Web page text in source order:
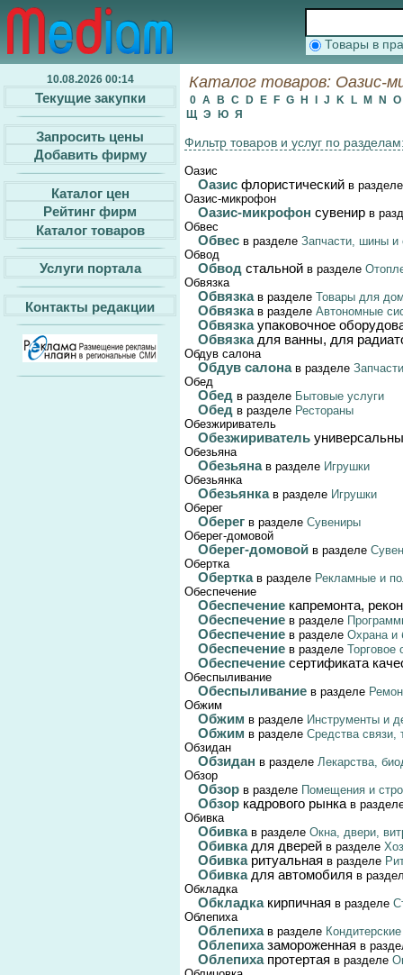
Товары в
10.08.2026 00:14
Текущие закупки
Запросить цены
Добавить фирму
Каталог цен
Рейтинг фирм
Каталог товаров
Услуги портала
Контакты редакции
Каталог товаров: Оазис-
0 A B C D E F G H J K L M N
O
Щ Э Ю Я
Фильтр товаров и услуг по
Оазис
Оазис флористический в
Оазис-микрофон
Оазис-микрофон сувенир в
Обвес
Обвес в разделе Запчасти, шины и
Обвод
Обвод стальной в разделе
Обвязка
Обвязка в разделе Товары для
Обвязка в разделе Автономные
Обвязкаупаковочное
Обвязка для ванны, для
Обдув салона
Обдув салона в разделе
Обед
Обед в разделе Бытовые услуги
Обед в разделе Рестораны
Обезжириватель
Обезжириватель
Обезьяна
Обезьяна в разделе Игрушки
Обезьянка
Обезьянка в разделе Игрушки
Оберег
Оберег в разделе Сувениры
Оберег-домовой
Оберег-домовой в разделе
Обертка
Обертка в разделе Рекламные и
Обеспечение
Обеспечение капремонта,
Обеспечение в разделе
Обеспечение в разделе Охрана и
Обеспечение в разделе Торговое
Обеспечение сертификата
Обеспыливание
Обеспыливание в разделе
Обжим
Обжим в разделе Инструменты и
Обжим в разделе Средства
Обзидан
Обзидан в разделе Лекарства,
Обзор
Обзор в разделе Помещения и
Обзор кадрового рынкав
Обивка
Обивка в разделе Окна, двери,
Обивка для дверей в разделе
Обивка ритуальная в разделе
Обивка для автомобиля в
Обкладка
Обкладка кирпичная в разделе
Облепиха
Облепиха в разделе
Облепихазамороженная в
Облепиха протертая в разделе